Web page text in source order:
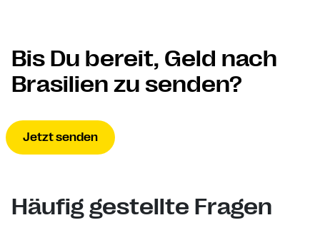
Bis Du bereit, Geld nach
Brasilien zu senden?
Jetzt senden
Häufig gestellte Fragen